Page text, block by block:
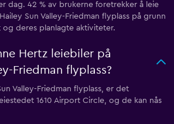
dag. 42 % av brukerne foretrekker å leie
Sun Valley-Friedman flyplass på grunn
deres planlagte aktiviteter.
Hertz leiebiler på
Friedman flyplass?
Valley-Friedman flyplass, er det
1610 Airport Circle, og de kan nås